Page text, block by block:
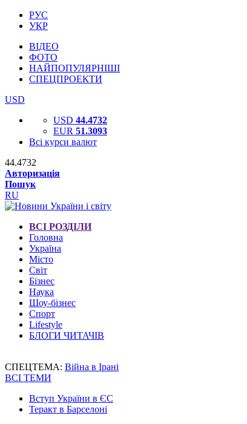
РУС
УКР
ВІДЕО
ФОТО
НАЙПОПУЛЯРНІШІ
СПЕЦПРОЕКТИ
USD
USD 44.4732
EUR 51.3093
Всі курси валют
44.4732
Авторизація
Пошук
RU
ВСІ РОЗДІЛИ
Головна
Україна
Місто
Світ
Бізнес
Наука
Шоу-бізнес
Спорт
Lifestyle
БЛОГИ ЧИТАЧІВ
СПЕЦТЕМА: Війна в Ірані
ВСІ ТЕМИ
Вступ України в ЄС
Теракт в Барселоні